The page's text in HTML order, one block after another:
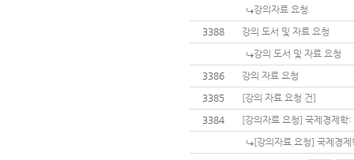
강의자료 요청
3388
강의 도서 및 자료 요청
강의 도서 및 자료 요청
3386
강의 자료 요청
3385
[강의 자료 요청 건]
3384
[강의자료 요청] 국제경제학
[강의자료 요청] 국제경